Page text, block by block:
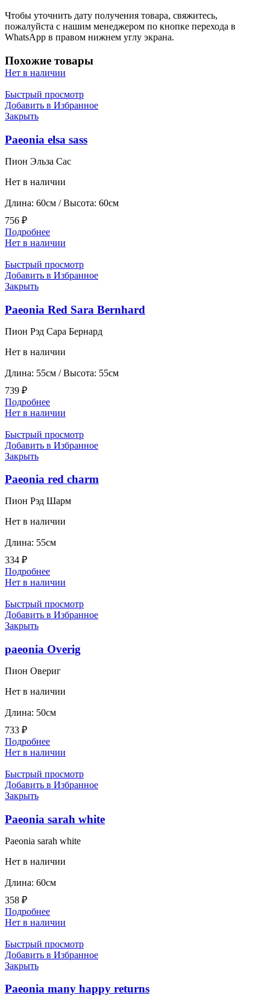
Чтобы уточнить дату получения товара, свяжитесь,
пожалуйста с нашим менеджером по кнопке перехода в
WhatsApp в правом нижнем углу экрана.
Похожие товары
Нет в наличии
Быстрый просмотр
Добавить в Избранное
Закрыть
Paeonia elsa sass
Пион Эльза Сас
Нет в наличии
Длина: 60см / Высота: 60см
756 ₽
Подробнее
Нет в наличии
Быстрый просмотр
Добавить в Избранное
Закрыть
Paeonia Red Sara Bernhard
Пион Рэд Сара Бернард
Нет в наличии
Длина: 55см / Высота: 55см
739 ₽
Подробнее
Нет в наличии
Быстрый просмотр
Добавить в Избранное
Закрыть
Paeonia red charm
Пион Рэд Шарм
Нет в наличии
Длина: 55см
334 ₽
Подробнее
Нет в наличии
Быстрый просмотр
Добавить в Избранное
Закрыть
paeonia Overig
Пион Овериг
Нет в наличии
Длина: 50см
733 ₽
Подробнее
Нет в наличии
Быстрый просмотр
Добавить в Избранное
Закрыть
Paeonia sarah white
Paeonia sarah white
Нет в наличии
Длина: 60см
358 ₽
Подробнее
Нет в наличии
Быстрый просмотр
Добавить в Избранное
Закрыть
Paeonia many happy returns